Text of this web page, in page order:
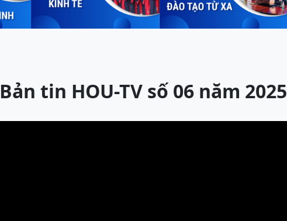
Bản tin HOU-TV số 06 năm 2025